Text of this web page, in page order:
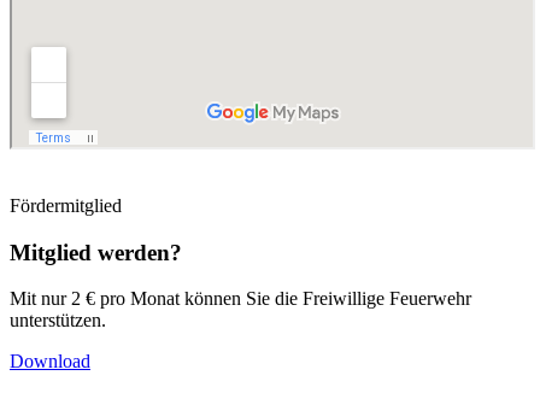
Fördermitglied
Mitglied werden?
Mit nur 2 € pro Monat können Sie die Freiwillige Feuerwehr
unterstützen.
Download